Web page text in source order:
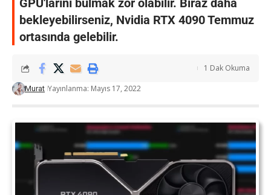
GPU'larını bulmak zor olabilir. Biraz daha
bekleyebilirseniz, Nvidia RTX 4090 Temmuz
ortasında gelebilir.
Murat Yayınlanma: Mayıs 17, 2022
1 Dak Okuma